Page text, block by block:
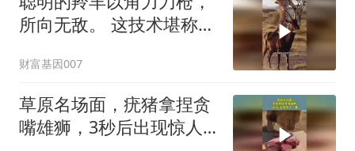
所向无敌。 这技术堪称杂
财富基因007
草原名场面，疣猪拿捏贪
嘴雄狮，3秒后出现惊人